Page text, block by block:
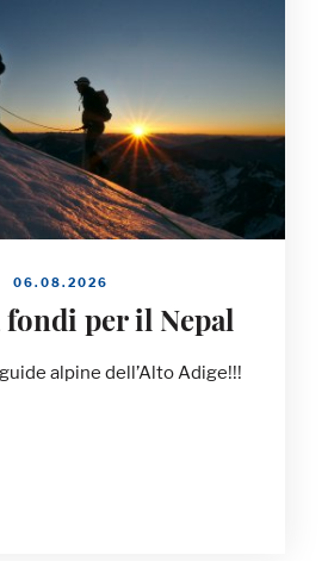
06.08.2026
fondi per il Nepal
alpine dell’Alto Adige!!!